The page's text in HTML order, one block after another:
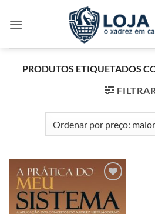
PRODUTOS ETIQUETADOS
à lista de
desejos